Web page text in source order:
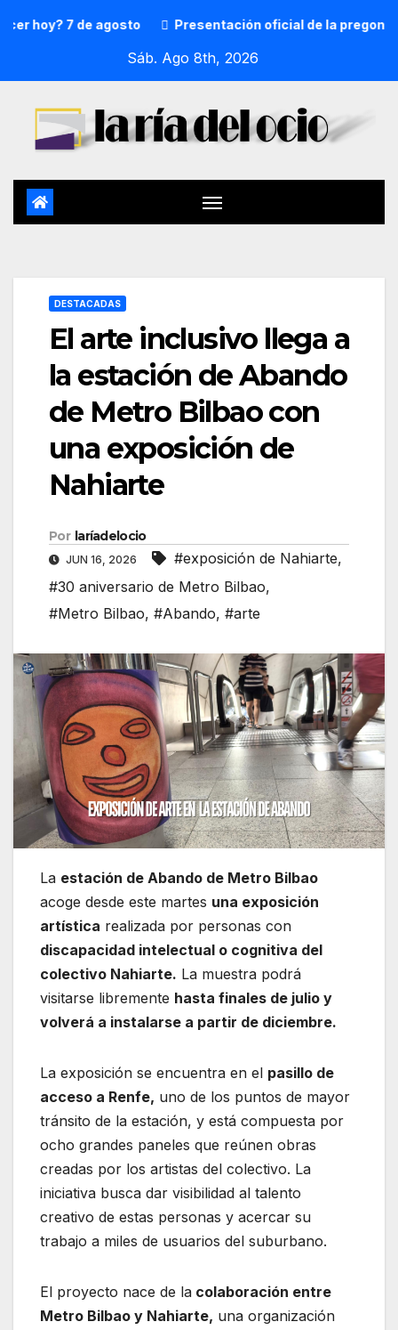
7 de agosto Presentación oficial de la pregonera y
Sáb. Ago 8th, 2026
DESTACADAS
El arte inclusivo llega a
la estación de Abando
de Metro Bilbao con
una exposición de
Nahiarte
Por laríadelocio
JUN 16, 2026 #exposición de Nahiarte,
#30 aniversario de Metro Bilbao,
#Metro Bilbao, #Abando, #arte
La estación de Abando de Metro Bilbao
acoge desde este martes una exposición
artística realizada por personas con
discapacidad intelectual o cognitiva del
colectivo Nahiarte. La muestra podrá
visitarse libremente hasta finales de julio y
volverá a instalarse a partir de diciembre.
La exposición se encuentra en el pasillo de
acceso a Renfe, uno de los puntos de mayor
tránsito de la estación, y está compuesta por
ocho grandes paneles que reúnen obras
creadas por los artistas del colectivo. La
iniciativa busca dar visibilidad al talento
creativo de estas personas y acercar su
trabajo a miles de usuarios del suburbano.
El proyecto nace de la colaboración entre
Metro Bilbao y Nahiarte, una organización